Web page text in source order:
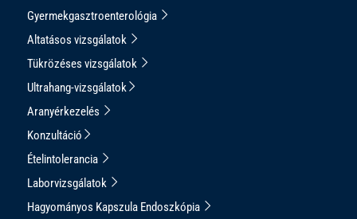
Gyermekgasztroenterológia
Altatásos vizsgálatok
Tükrözéses vizsgálatok
Ultrahang-vizsgálatok
Aranyérkezelés
Konzultáció
Ételintolerancia
Laborvizsgálatok
Hagyományos Kapszula Endoszkópia